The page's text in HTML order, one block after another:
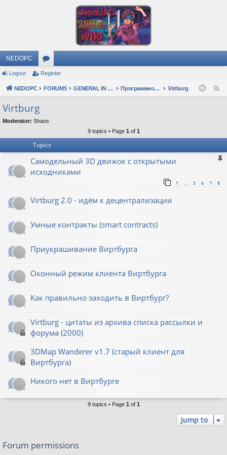
NEDOPC
or
u
s
Logout Register
NEDOPC FORUMS GENERAL IN RUSSIAN Программное обеспечение Virtburg
Virtburg
Moderator: Shaos
9 topics • Page 1 of 1
Topics
Самодельный 3D движок с открытыми
исходниками
1 … 5 6 7 8
Virtburg 2.0 - идём к децентрализации
Умные контракты (smart contracts)
Приукрашивание Виртбурга
Оконный режим клиента Виртбурга
Как правильно заходить в Виртбург?
Virtburg - цитаты из архива списка рассылки и
форума (2000)
3DMap Wanderer v1.7 (старый клиент для
Виртбурга)
Никого нет в Виртбурге
9 topics • Page 1 of 1
Jump to
Forum permissions